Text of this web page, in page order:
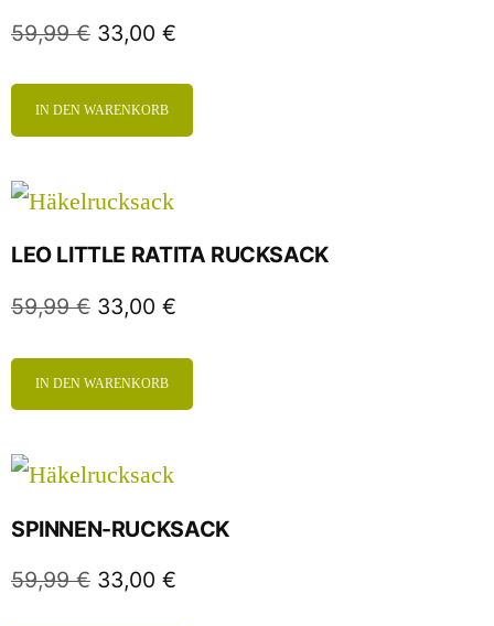
59,99€ 33,00 €
IN DEN WARENKORB
LEO LITTLE RATITA RUCKSACK
59,99€ 33,00 €
IN DEN WARENKORB
SPINNEN-RUCKSACK
59,99€ 33,00 €